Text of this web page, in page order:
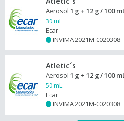
Aerosol 1 g + 12 g / 100
30 mL
Ecar
INVIMA 2021M-0020308
Atletic´s
Aerosol 1 g + 12 g / 100
50 mL
Ecar
INVIMA 2021M-0020308